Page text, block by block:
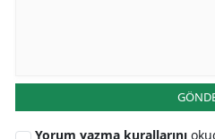
Yorum yazma kurallarını